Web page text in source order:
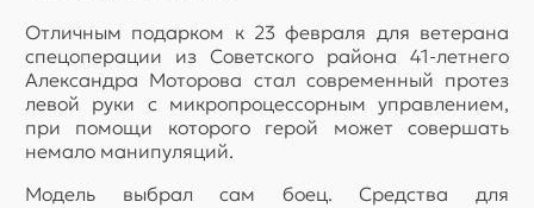
Отличным подарком к 23 февраля для ветерана
спецоперации из Советского района 41-летнего
Александра Моторова стал современный протез
левой руки с микропроцессорным управлением,
при помощи которого герой может совершать
немало манипуляций.
Модель выбрал сам боец. Средства для